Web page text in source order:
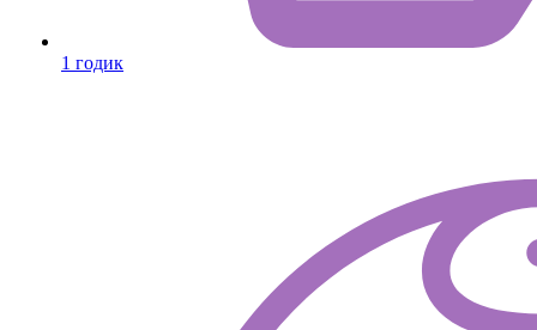
1 годик